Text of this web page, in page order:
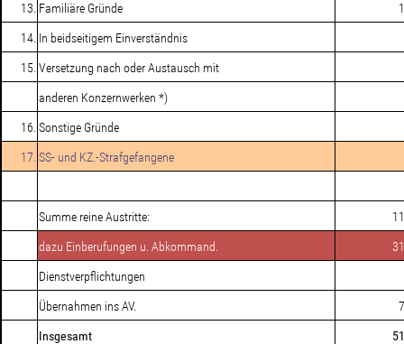
13. Familiäre Gründe
14. In beidseitigem Einverständnis
15. Versetzung nach oder Austausch mit
anderen Konzernwerken *)
16. Sonstige Gründe
17. SS- und KZ.-Strafgefangene
Summe reine Austritte:
dazu Einberufungen u. Abkommand.
Dienstverpflichtungen
Übernahmen ins AV.
Insgesamt